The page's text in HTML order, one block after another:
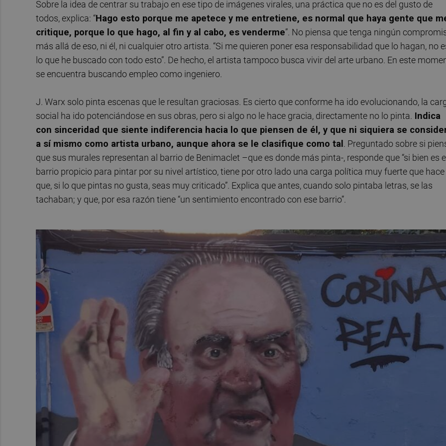
Sobre la idea de centrar su trabajo en ese tipo de imágenes virales, una práctica que no es del gusto de
todos, explica: “Hago esto porque me apetece y me entretiene, es normal que haya gente que
critique, porque lo que hago, al fin y al cabo, es venderme”. No piensa que tenga ningún
más allá de eso, ni él, ni cualquier otro artista. “Si me quieren poner esa responsabilidad que lo hagan, no
lo que he buscado con todo esto”. De hecho, el artista tampoco busca vivir del arte urbano. En este
se encuentra buscando empleo como ingeniero.
J. Warx solo pinta escenas que le resultan graciosas. Es cierto que conforme ha ido evolucionando, la
social ha ido potenciándose en sus obras, pero si algo no le hace gracia, directamente no lo pinta. Indica
con sinceridad que siente indiferencia hacia lo que piensen de él, y que ni siquiera se
a sí mismo como artista urbano, aunque ahora se le clasifique como tal. Preguntado sobre si
que sus murales representan al barrio de Benimaclet –que es donde más pinta-, responde que “si bien es
barrio propicio para pintar por su nivel artístico, tiene por otro lado una carga política muy fuerte que hace
que, si lo que pintas no gusta, seas muy criticado”. Explica que antes, cuando solo pintaba letras, se las
tachaban; y que, por esa razón tiene “un sentimiento encontrado con ese barrio”.